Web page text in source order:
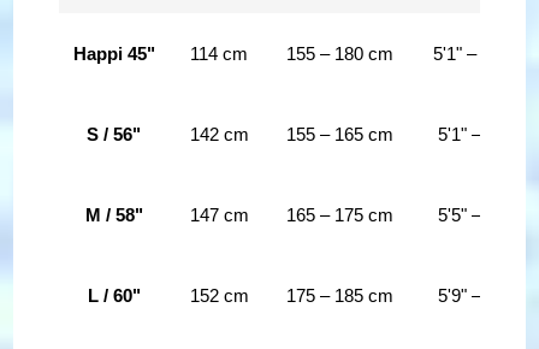
Happi 45" 114 cm 155 – 180 cm 5'1" – 5'11"
S / 56" 142 cm 155 – 165 cm 5'1" – 5'5"
M / 58" 147 cm 165 – 175 cm 5'5" – 5'9"
L / 60" 152 cm 175 – 185 cm 5'9" – 6'1"